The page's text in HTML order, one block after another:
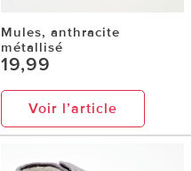
Mules, anthracite
métallisé
19,99
Voir l’article